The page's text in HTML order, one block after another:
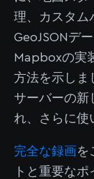
理、カスタム
GeoJSONデ
Mapboxの実
方法を示しま
サーバーの新
れ、さらに使
完全な録画を
トと重要な